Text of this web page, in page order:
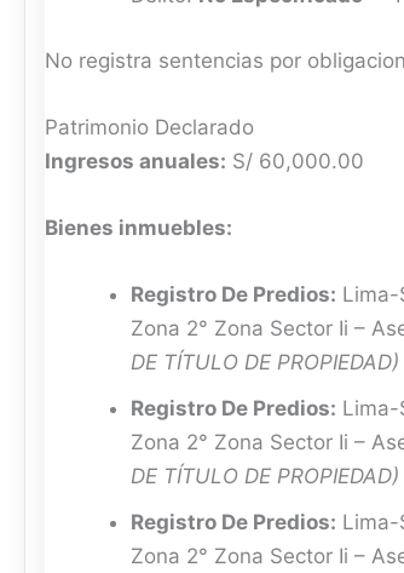
No registra sentencias por
Patrimonio Declarado
Ingresos anuales: S/ 60,000.00
Bienes inmuebles:
Registro De Predios: Lima-
Zona 2° Zona Sector Ii –
DE TÍTULO DE PROPIEDAD)
Registro De Predios: Lima-
Zona 2° Zona Sector Ii –
DE TÍTULO DE PROPIEDAD)
Registro De Predios: Lima-
Zona 2° Zona Sector Ii –